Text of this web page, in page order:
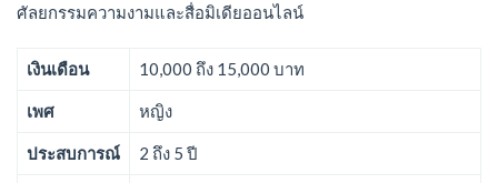
ศัลยกรรมความงามและสื่อมิเดียออนไลน์
เงินเดือน 10,000 ถึง 15,000 บาท
เพศ หญิง
ประสบการณ์ 2 ถึง 5 ปี